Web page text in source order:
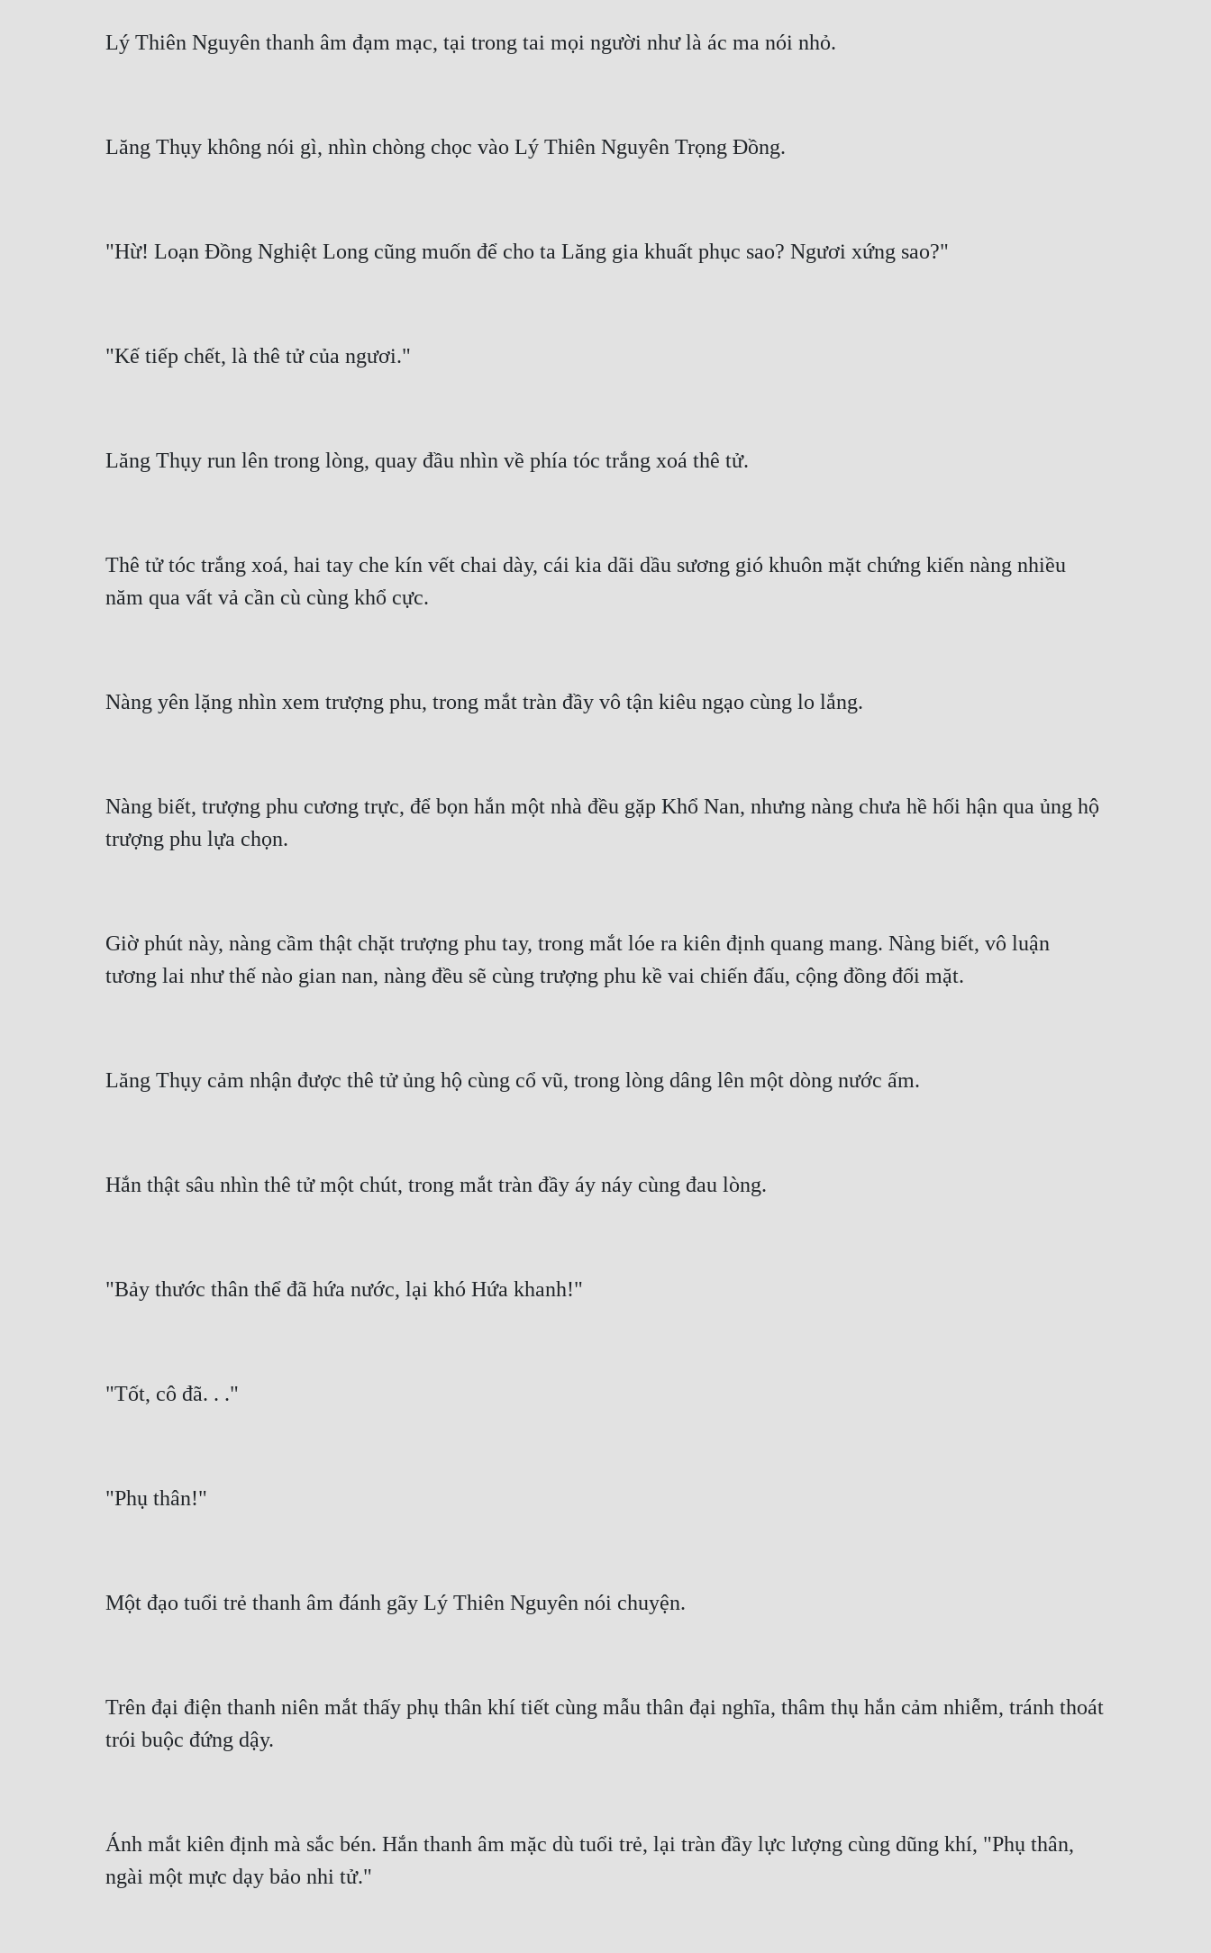
Lý Thiên Nguyên thanh âm đạm mạc, tại trong tai mọi người như là ác ma nói nhỏ.
Lăng Thụy không nói gì, nhìn chòng chọc vào Lý Thiên Nguyên Trọng Đồng.
"Hừ! Loạn Đồng Nghiệt Long cũng muốn để cho ta Lăng gia khuất phục sao? Ngươi xứng sao?"
"Kế tiếp chết, là thê tử của ngươi."
Lăng Thụy run lên trong lòng, quay đầu nhìn về phía tóc trắng xoá thê tử.
Thê tử tóc trắng xoá, hai tay che kín vết chai dày, cái kia dãi dầu sương gió khuôn mặt chứng kiến nàng nhiều
năm qua vất vả cần cù cùng khổ cực.
Nàng yên lặng nhìn xem trượng phu, trong mắt tràn đầy vô tận kiêu ngạo cùng lo lắng.
Nàng biết, trượng phu cương trực, để bọn hắn một nhà đều gặp Khổ Nan, nhưng nàng chưa hề hối hận qua ủng hộ
trượng phu lựa chọn.
Giờ phút này, nàng cầm thật chặt trượng phu tay, trong mắt lóe ra kiên định quang mang. Nàng biết, vô luận
tương lai như thế nào gian nan, nàng đều sẽ cùng trượng phu kề vai chiến đấu, cộng đồng đối mặt.
Lăng Thụy cảm nhận được thê tử ủng hộ cùng cổ vũ, trong lòng dâng lên một dòng nước ấm.
Hắn thật sâu nhìn thê tử một chút, trong mắt tràn đầy áy náy cùng đau lòng.
"Bảy thước thân thể đã hứa nước, lại khó Hứa khanh!"
"Tốt, cô đã. . ."
"Phụ thân!"
Một đạo tuổi trẻ thanh âm đánh gãy Lý Thiên Nguyên nói chuyện.
Trên đại điện thanh niên mắt thấy phụ thân khí tiết cùng mẫu thân đại nghĩa, thâm thụ hắn cảm nhiễm, tránh thoát
trói buộc đứng dậy.
Ánh mắt kiên định mà sắc bén. Hắn thanh âm mặc dù tuổi trẻ, lại tràn đầy lực lượng cùng dũng khí, "Phụ thân,
ngài một mực dạy bảo nhi tử."